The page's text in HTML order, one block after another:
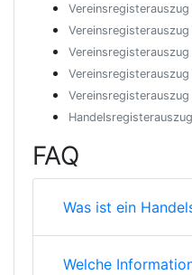
Vereinsregisterauszug
Vereinsregisterauszug
Vereinsregisterauszug
FAQ
Was ist ein
Welche